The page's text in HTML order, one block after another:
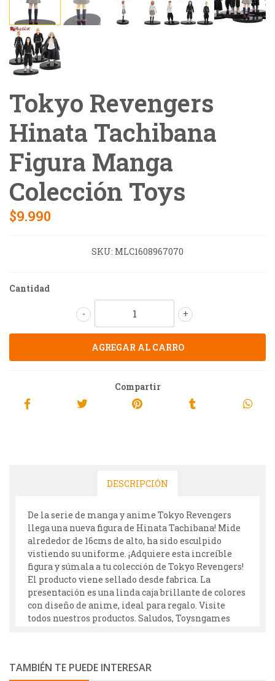
Tokyo Revengers
Hinata Tachibana
Figura Manga
Colección Toys
$9.990
SKU: MLC1608967070
Cantidad
+
-
Compartir
DESCRIPCIÓN
De la serie de manga y anime Tokyo Revengers
llega una nueva figura de Hinata Tachibana! Mide
alrededor de 16cms de alto, ha sido esculpido
vistiendo su uniforme. ¡Adquiere esta increíble
figura y súmala a tu colección de Tokyo Revengers!
El producto viene sellado desde fabrica. La
presentación es una linda caja brillante de colores
con diseño de anime, ideal para regalo. Visite
todos nuestros productos. Saludos, Toysngames
TAMBIÉN TE PUEDE INTERESAR